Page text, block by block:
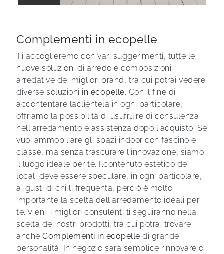
Complementi in ecopelle
Ti accoglieremo con vari suggerimenti, tutte le
nuove soluzioni di arredo e composizioni
arredative dei migliori brand, tra cui potrai vedere
diverse soluzioni in ecopelle. Con il fine di
accontentare laclientela in ogni particolare,
offriamo la possibilità di usufruire di consulenza
nell'arredamento e assistenza dopo l'acquisto. Se
vuoi ammobiliare gli spazi indoor con fascino e
classe, ma senza trascurare l'innovazione, siamo
il luogo ideale per te. Ilcontenuto estetico dei
locali deve essere speculare, in ogni particolare,
ai gusti di chi li frequenta, perciò è molto
importante la scelta dell'arredamento ideali per
te. Vieni: i migliori consulenti ti seguiranno nella
scelta dei nostri prodotti, tra cui potrai trovare
ancheComplementi in ecopelle di grande
personalità. In negozio sarà semplice rinnovare o